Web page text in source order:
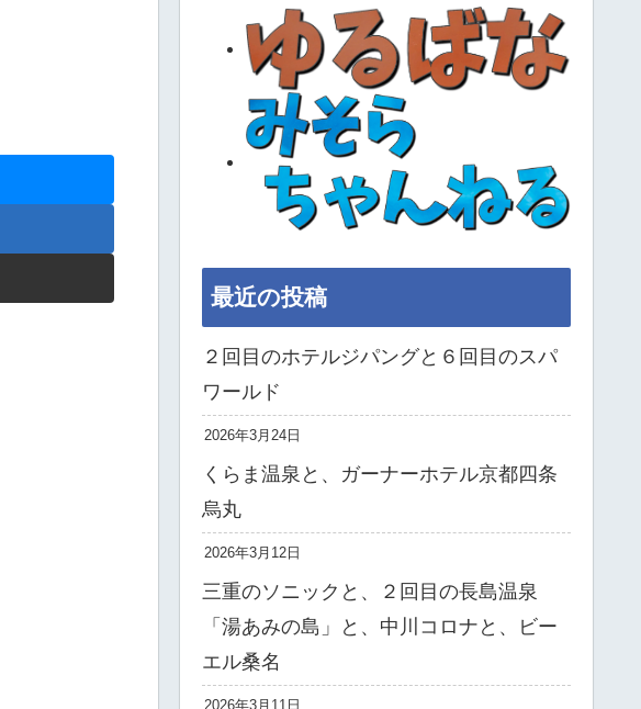
最近の投稿
２回目のホテルジパングと６回目のスパ
ワールド
2026年3月24日
くらま温泉と、ガーナーホテル京都四条
烏丸
2026年3月12日
三重のソニックと、２回目の長島温泉
「湯あみの島」と、中川コロナと、ビー
エル桑名
2026年3月11日